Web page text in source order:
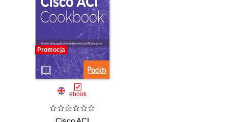
Promocja
ebook